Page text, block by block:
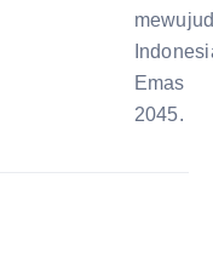
Emas
2045.